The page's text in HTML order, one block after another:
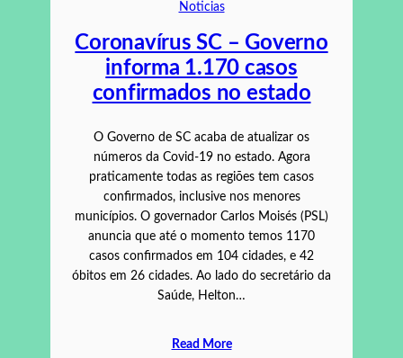
Noticias
Coronavírus SC – Governo
informa 1.170 casos
confirmados no estado
O Governo de SC acaba de atualizar os
números da Covid-19 no estado. Agora
praticamente todas as regiões tem casos
confirmados, inclusive nos menores
municípios. O governador Carlos Moisés (PSL)
anuncia que até o momento temos 1170
casos confirmados em 104 cidades, e 42
óbitos em 26 cidades. Ao lado do secretário da
Saúde, Helton…
Read More